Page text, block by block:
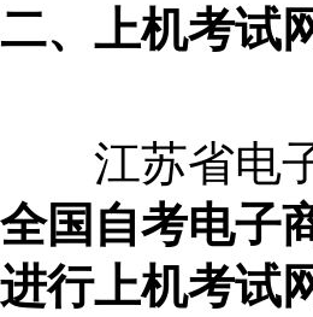
二、上机考试
江苏省电子
全国自考电子
进行上机考试